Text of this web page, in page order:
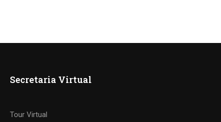
Secretaria Virtual
Tour Virtual